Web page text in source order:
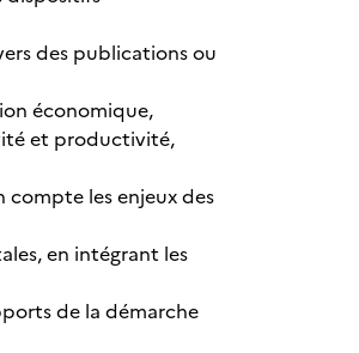
des publications ou
économique,
et productivité,
compte les enjeux des
en intégrant les
de la démarche